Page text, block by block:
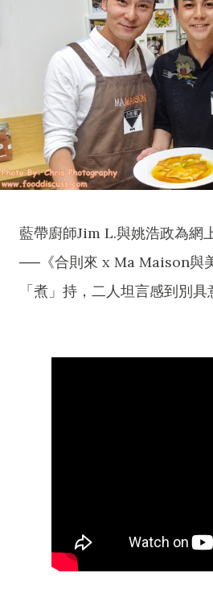
藍帶廚師Jim L.與姚浩政為網
──《合則來 x Ma Maison與
「煮」持，二人坦言感到別具